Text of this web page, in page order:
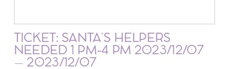
TICKET: SANTA’S HELPERS
NEEDED 1 PM-4 PM 2023/12/07
– 2023/12/07